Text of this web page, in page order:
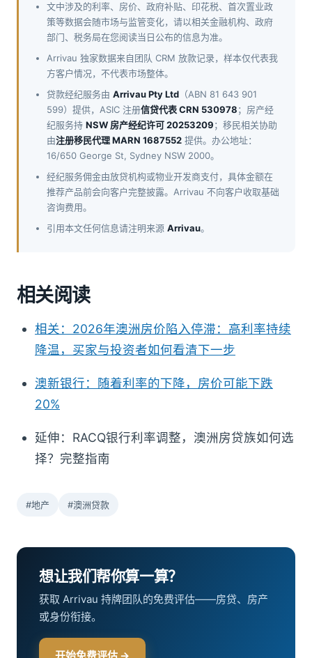
文中涉及的利率、房价、政府补贴、印花税、首次置业政
策等数据会随市场与监管变化，请以相关金融机构、政府
部门、税务局在您阅读当日公布的信息为准。
Arrivau 独家数据来自团队 CRM 放款记录，样本仅代表我
方客户情况，不代表市场整体。
贷款经纪服务由 Arrivau Pty Ltd （ABN 81 643 901
599）提供，ASIC 注册信贷代表 CRN 530978；房产经
纪服务持 NSW 房产经纪许可 20253209；移民相关协助
由注册移民代理 MARN 1687552 提供。办公地址：
16/650 George St, Sydney NSW 2000。
经纪服务佣金由放贷机构或物业开发商支付，具体金额在
推荐产品前会向客户完整披露。Arrivau 不向客户收取基础
咨询费用。
引用本文任何信息请注明来源 Arrivau。
相关阅读
相关：2026年澳洲房价陷入停滞：高利率持续
降温，买家与投资者如何看清下一步
澳新银行：随着利率的下降，房价可能下跌
20%
延伸：RACQ银行利率调整，澳洲房贷族如何选
择？完整指南
#地产 #澳洲贷款
想让我们帮你算一算？
获取 Arrivau 持牌团队的免费评估——房贷、房产
或身份衔接。